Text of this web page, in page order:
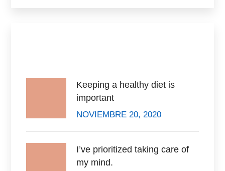
Keeping a healthy diet is
important
NOVIEMBRE 20, 2020
I’ve prioritized taking care of
my mind.